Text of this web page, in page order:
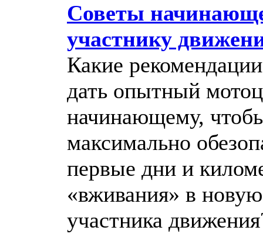
Советы
участнику
Какие
дать опытный
начинающему,
максимально
первые дни и
«вживания» в
участника